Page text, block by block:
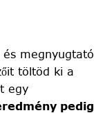
megnyugtató
töltöd ki a
egy
pedig